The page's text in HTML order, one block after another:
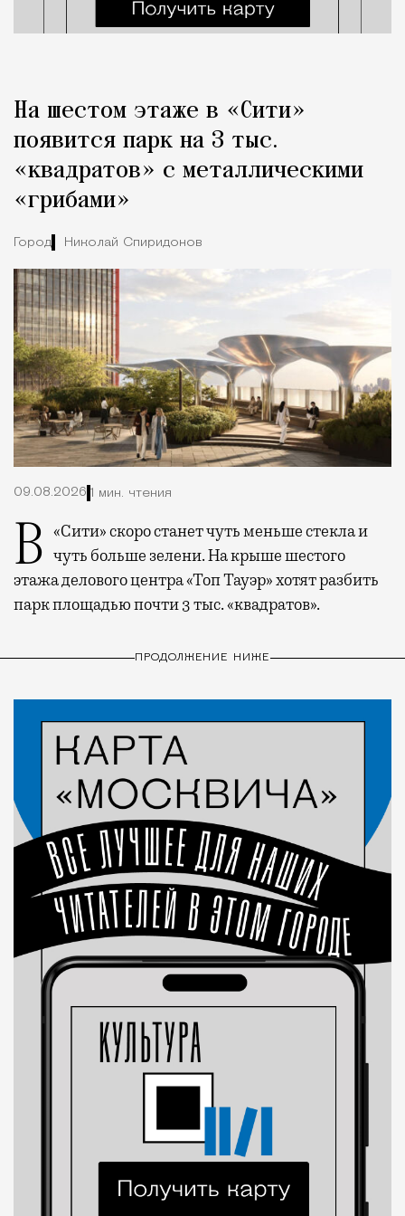
На шестом этаже в «Сити»
появится парк на 3 тыс.
«квадратов» с металлическими
«грибами»
Город Николай Спиридонов
09.08.2026 1 мин. чтения
В «Сити» скоро станет чуть меньше стекла и чуть больше зелени. На крыше шестого
этажа делового центра «Топ Тауэр» хотят разбить
парк площадью почти 3 тыс. «квадратов».
ПРОДОЛЖЕНИЕ НИЖЕ